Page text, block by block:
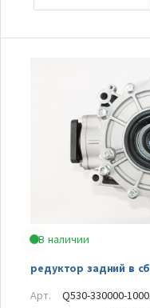
В наличии
редуктор задний в
Арт.
Q530-330000-